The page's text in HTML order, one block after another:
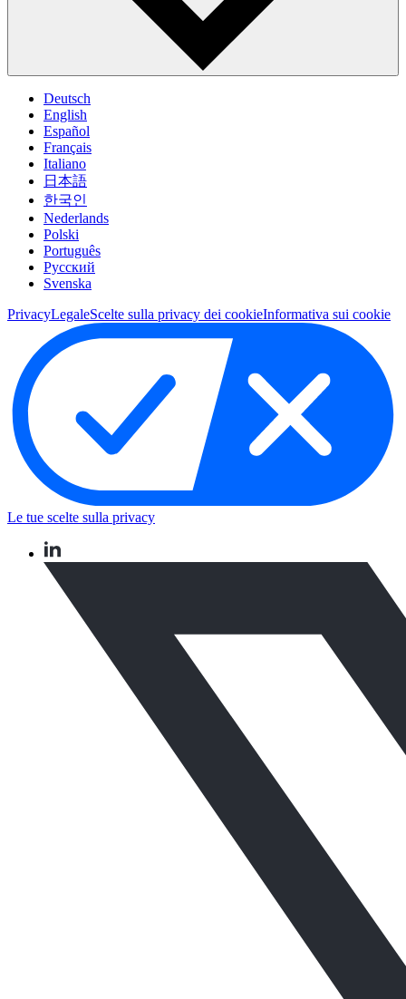
Deutsch
English
Español
Français
Italiano
日本語
한국인
Nederlands
Polski
Português
Pусский
Svenska
PrivacyLegaleScelte sulla privacy dei cookieInformativa sui cookie
Le tue scelte sulla privacy